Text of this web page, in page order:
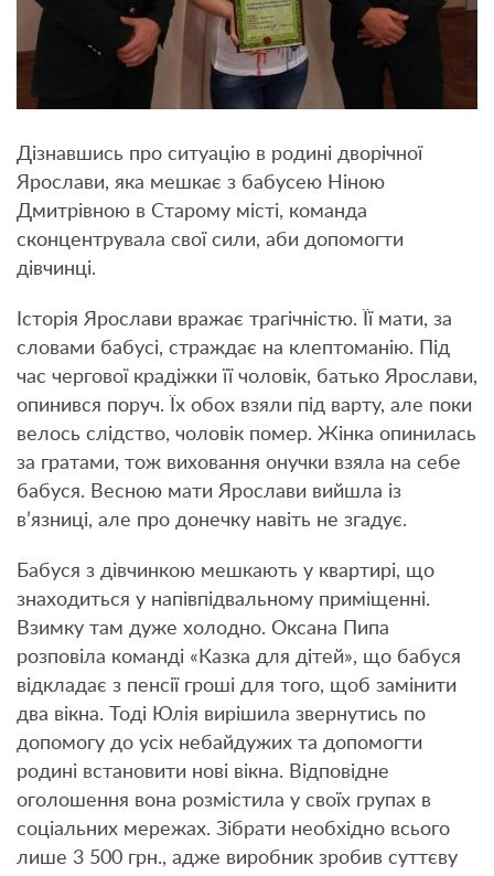
Дізнавшись про ситуацію в родині дворічної
Ярослави, яка мешкає з бабусею Ніною
Дмитрівною в Старому місті, команда
сконцентрувала свої сили, аби допомогти
дівчинці.
Історія Ярослави вражає трагічністю. Її мати, за
словами бабусі, страждає на клептоманію. Під
час чергової крадіжки її чоловік, батько Ярослави,
опинився поруч. Їх обох взяли під варту, але поки
велось слідство, чоловік помер. Жінка опинилась
за гратами, тож виховання онучки взяла на себе
бабуся. Весною мати Ярослави вийшла із
в’язниці, але про донечку навіть не згадує.
Бабуся з дівчинкою мешкають у квартирі, що
знаходиться у напівпідвальному приміщенні.
Взимку там дуже холодно. Оксана Пипа
розповіла команді «Казка для дітей», що бабуся
відкладає з пенсії гроші для того, щоб замінити
два вікна. Тоді Юлія вирішила звернутись по
допомогу до усіх небайдужих та допомогти
родині встановити нові вікна. Відповідне
оголошення вона розмістила у своїх групах в
соціальних мережах. Зібрати необхідно всього
лише 3 500 грн., адже виробник зробив суттєву